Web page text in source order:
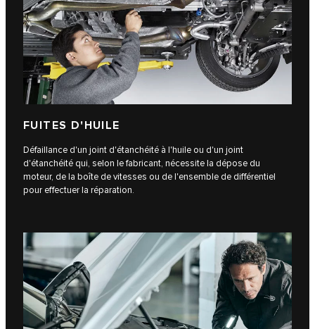
FUITES D'HUILE
Défaillance d'un joint d'étanchéité à l'huile ou d'un joint
d'étanchéité qui, selon le fabricant, nécessite la dépose du
moteur, de la boîte de vitesses ou de l'ensemble de différentiel
pour effectuer la réparation.